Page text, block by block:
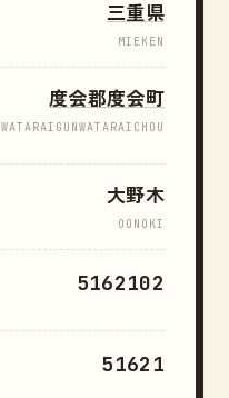
三重県
MIEKEN
度会郡度会町
WATARAIGUNWATARAICHOU
大野木
OONOKI
5162102
51621